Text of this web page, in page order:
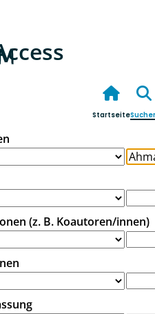
Startseite
(z. B. Koautoren/innen)